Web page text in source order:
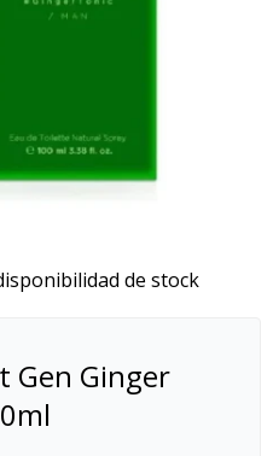
de stock
Gen Ginger